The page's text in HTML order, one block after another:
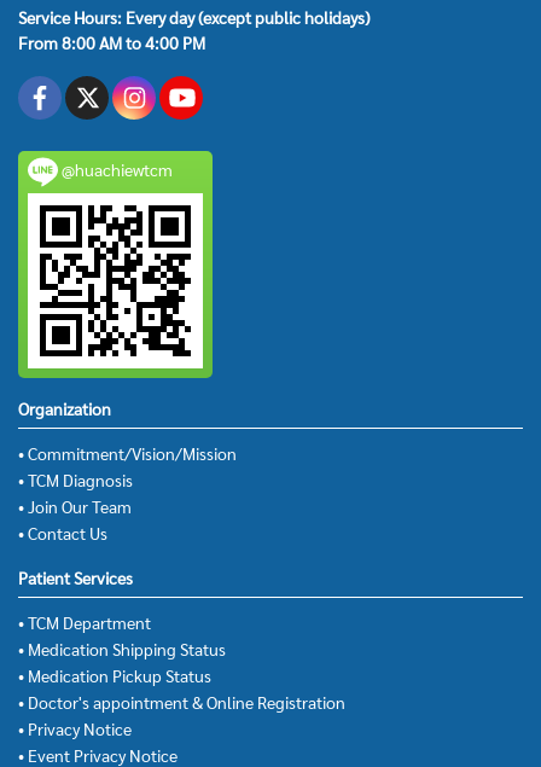
Service Hours: Every day (except public holidays)
From 8:00 AM to 4:00 PM
@huachiewtcm
Organization
• Commitment/Vision/Mission
• TCM Diagnosis
• Join Our Team
• Contact Us
Patient Services
• TCM Department
• Medication Shipping Status
• Medication Pickup Status
• Doctor's appointment & Online Registration
• Privacy Notice
• Event Privacy Notice